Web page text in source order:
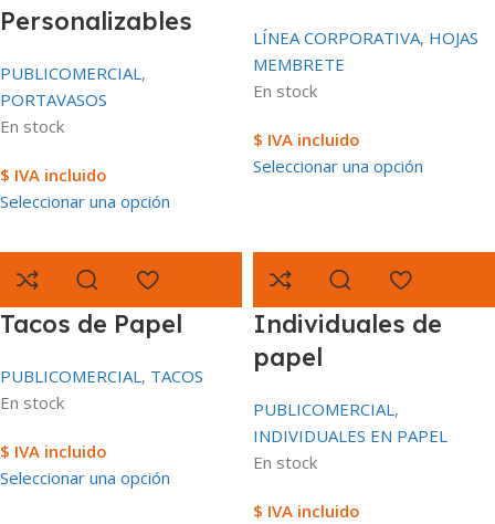
Personalizables
PUBLICOMERCIAL ,
PORTAVASOS
En stock
$ IVA incluido
Seleccionar una opción
LÍNEA CORPORATIVA, HOJAS
MEMBRETE
En stock
$ IVA incluido
Seleccionar una opción
Tacos de Papel
PUBLICOMERCIAL , TACOS
En stock
$ IVA incluido
Seleccionar una opción
Individuales de
papel
PUBLICOMERCIAL ,
INDIVIDUALES EN PAPEL
En stock
$ IVA incluido